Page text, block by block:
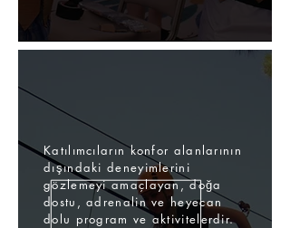
Katılımcıların konfor alanlarının
dışındaki deneyimlerini
gözlemeyi amaçlayan, doğa
dostu, adrenalin ve heyecan
dolu program ve aktivitelerdir.